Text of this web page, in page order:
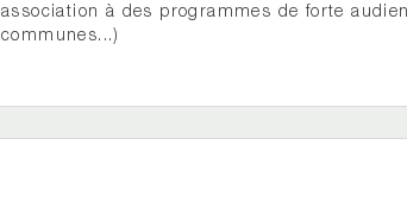
association à des programmes de forte
communes...)